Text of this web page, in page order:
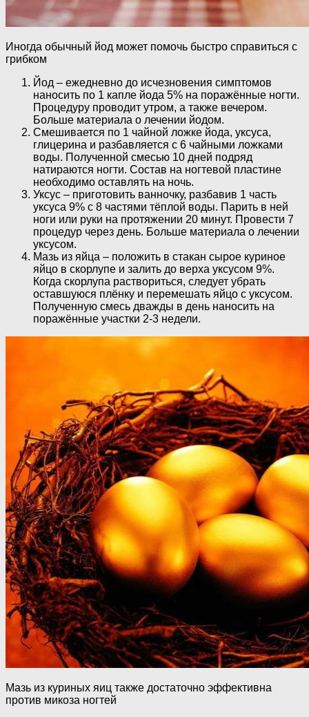
Иногда обычный йод может помочь быстро справиться с
грибком
Йод – ежедневно до исчезновения симптомов
наносить по 1 капле йода 5% на поражённые ногти.
Процедуру проводит утром, а также вечером.
Больше материала о лечении йодом.
Смешивается по 1 чайной ложке йода, уксуса,
глицерина и разбавляется с 6 чайными ложками
воды. Полученной смесью 10 дней подряд
натираются ногти. Состав на ногтевой пластине
необходимо оставлять на ночь.
Уксус – приготовить ванночку, разбавив 1 часть
уксуса 9% с 8 частями тёплой воды. Парить в ней
ноги или руки на протяжении 20 минут. Провести 7
процедур через день. Больше материала о лечении
уксусом.
Мазь из яйца – положить в стакан сырое куриное
яйцо в скорлупе и залить до верха уксусом 9%.
Когда скорлупа раствориться, следует убрать
оставшуюся плёнку и перемешать яйцо с уксусом.
Полученную смесь дважды в день наносить на
поражённые участки 2-3 недели.
Мазь из куриных яиц также достаточно эффективна
против микоза ногтей